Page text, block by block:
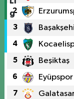
2
3
4
5 Beşiktaş
6 Eyüpspor
7